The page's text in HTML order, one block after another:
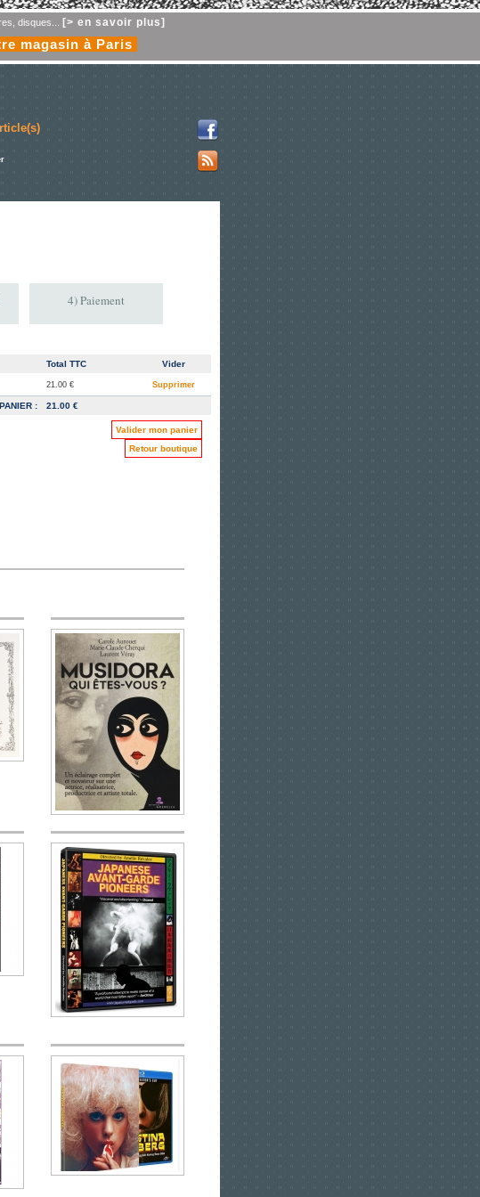
disques... [> en savoir plus]
magasin à Paris
4) Paiement
Total TTC Vider
21.00 € Supprimer
: 21.00 €
Valider mon panier
Retour boutique